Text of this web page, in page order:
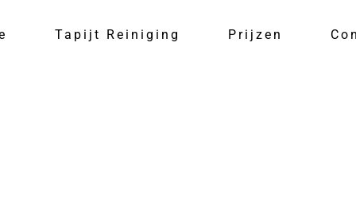
Tapijt Reiniging Prijzen